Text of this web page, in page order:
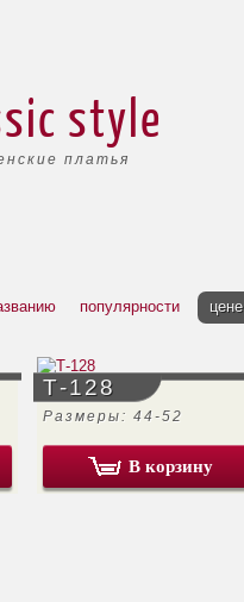
платья
style
популярности цене
Т-128
Размеры: 44-52
В корзину